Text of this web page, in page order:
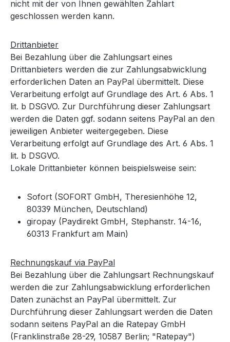
nicht mit der von Ihnen gewählten Zahlart
geschlossen werden kann.
Drittanbieter
Bei Bezahlung über die Zahlungsart eines
Drittanbieters werden die zur Zahlungsabwicklung
erforderlichen Daten an PayPal übermittelt. Diese
Verarbeitung erfolgt auf Grundlage des Art. 6 Abs. 1
lit. b DSGVO. Zur Durchführung dieser Zahlungsart
werden die Daten ggf. sodann seitens PayPal an den
jeweiligen Anbieter weitergegeben. Diese
Verarbeitung erfolgt auf Grundlage des Art. 6 Abs. 1
lit. b DSGVO.
Lokale Drittanbieter können beispielsweise sein:
Sofort (SOFORT GmbH, Theresienhöhe 12,
80339 München, Deutschland)
giropay (Paydirekt GmbH, Stephanstr. 14-16,
60313 Frankfurt am Main)
Rechnungskauf via PayPal
Bei Bezahlung über die Zahlungsart Rechnungskauf
werden die zur Zahlungsabwicklung erforderlichen
Daten zunächst an PayPal übermittelt. Zur
Durchführung dieser Zahlungsart werden die Daten
sodann seitens PayPal an die Ratepay GmbH
(Franklinstraße 28-29, 10587 Berlin; "Ratepay")